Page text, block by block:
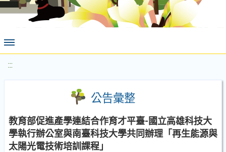
:::
公告彙整
教育部促進產學連結合作育才平臺-國立高雄科技大
學執行辦公室與南臺科技大學共同辦理「再生能源與
太陽光電技術培訓課程」